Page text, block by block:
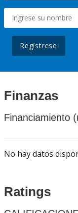
Regístrese
Finanzas
Financiamiento
No hay datos
Ratings